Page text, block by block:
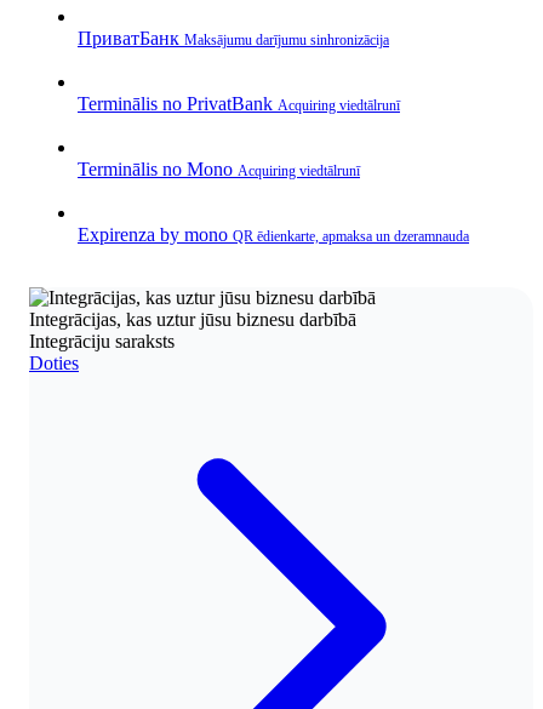
ПриватБанк Maksājumu darījumu sinhronizācija
Terminālis no PrivatBank Acquiring viedtālrunī
Terminālis no Mono Acquiring viedtālrunī
Expirenza by mono QR ēdienkarte, apmaksa un dzeramnauda
Integrācijas, kas uztur jūsu biznesu darbībā
Integrāciju saraksts
Doties